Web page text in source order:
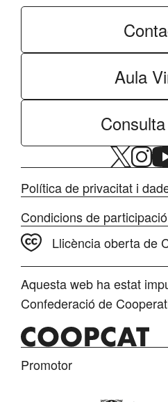
Aula
Política de privacitat i
Condicions de participació
Llicència oberta de
Aquesta web ha estat
Confederació de
Promotor